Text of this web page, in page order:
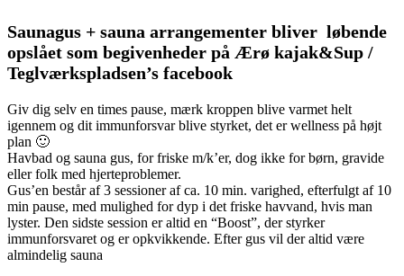
Saunagus + sauna arrangementer bliver løbende
opslået som begivenheder på Ærø kajak&Sup /
Teglværkspladsen’s facebook
Giv dig selv en times pause, mærk kroppen blive varmet helt
igennem og dit immunforsvar blive styrket, det er wellness på højt
plan 🙂
Havbad og sauna gus, for friske m/k’er, dog ikke for børn, gravide
eller folk med hjerteproblemer.
Gus’en består af 3 sessioner af ca. 10 min. varighed, efterfulgt af 10
min pause, med mulighed for dyp i det friske havvand, hvis man
lyster. Den sidste session er altid en “Boost”, der styrker
immunforsvaret og er opkvikkende. Efter gus vil der altid være
almindelig sauna